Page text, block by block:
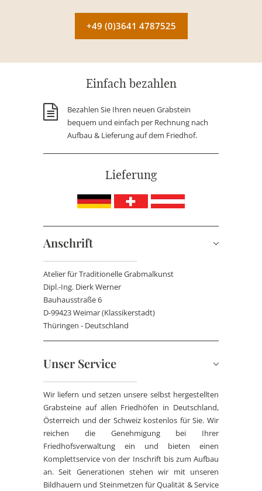
+49 (0)3641 4787525
Einfach bezahlen
Bezahlen Sie Ihren neuen Grabstein
bequem und einfach per Rechnung nach
Aufbau & Lieferung auf dem Friedhof.
Lieferung
Anschrift
Atelier für Traditionelle Grabmalkunst
Dipl.-Ing. Dierk Werner
Bauhausstraße 6
D-99423 Weimar (Klassikerstadt)
Thüringen - Deutschland
Unser Service
Wir liefern und setzen unsere selbst hergestellten
Grabsteine auf allen Friedhöfen in Deutschland,
Österreich und der Schweiz kostenlos für Sie. Wir
reichen die Genehmigung bei Ihrer
Friedhofsverwaltung ein und bieten einen
Komplettservice von der Inschrift bis zum Aufbau
an. Seit Generationen stehen wir mit unseren
Bildhauern und Steinmetzen für Qualität & Service